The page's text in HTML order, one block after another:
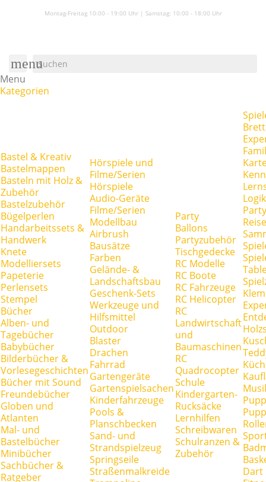
Montag-Freitag 10:00 - 19:00 Uhr | Samstag: 10:00 - 18:00 Uhr
menu
Menu
Kategorien
Bastel & Kreativ
Bastelmappen
Basteln mit Holz &
Zubehör
Bastelzubehör
Bügelperlen
Handarbeitssets &
Handwerk
Knete
Modelliersets
Papeterie
Perlensets
Stempel
Bücher
Alben- und
Tagebücher
Babybücher
Bilderbücher &
Vorlesegeschichten
Bücher mit Sound
Freundebücher
Globen und
Atlanten
Mal- und
Bastelbücher
Minibücher
Sachbücher &
Ratgeber
Hörspiele und
Filme/Serien
Hörspiele
Audio-Geräte
Filme/Serien
Modellbau
Airbrush
Bausätze
Farben
Gelände- &
Landschaftsbau
Geschenk-Sets
Werkzeuge und
Hilfsmittel
Outdoor
Blaster
Drachen
Fahrrad
Gartengeräte
Gartenspielsachen
Kinderfahrzeuge
Pools &
Planschbecken
Sand- und
Strandspielzeug
Springseile
Straßenmalkreide
Party
Ballons
Partyzubehör
Tischgedecke
RC Modelle
RC Boote
RC Fahrzeuge
RC Helicopter
RC
Landwirtschaft
und
Baumaschinen
RC
Quadrocopter
Schule
Kindergarten-
Rucksäcke
Lernhilfen
Schreibwaren
Schulranzen &
Zubehör
Dart